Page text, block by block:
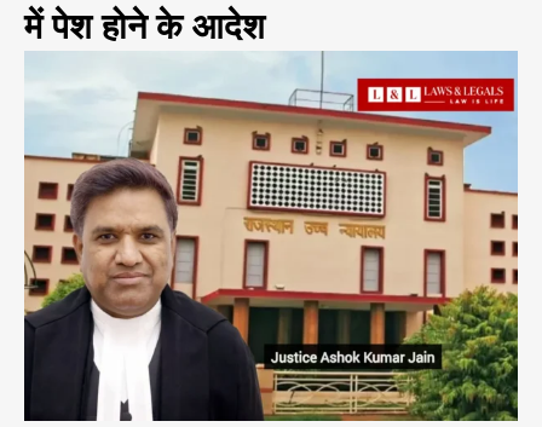
में पेश होने के आदेश